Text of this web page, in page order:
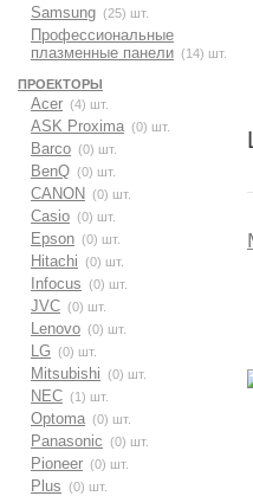
Samsung (25) шт.
Профессиональные
плазменные панели (14) шт.
ПРОЕКТОРЫ
Acer (4) шт.
ASK Proxima (0) шт.
Barco (0) шт.
BenQ (0) шт.
CANON (0) шт.
Casio (0) шт.
Epson (0) шт.
Hitachi (0) шт.
Infocus (0) шт.
JVC (0) шт.
Lenovo (0) шт.
LG (0) шт.
Mitsubishi (0) шт.
NEC (1) шт.
Optoma (0) шт.
Panasonic (0) шт.
Pioneer (0) шт.
Plus (0) шт.